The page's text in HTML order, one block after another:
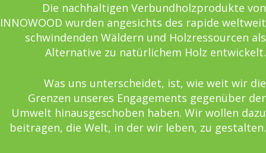
Die nachhaltigen Verbundholzprodukte von
INNOWOOD wurden angesichts des rapide weltweit
schwindenden Wäldern und Holzressourcen als
Alternative zu natürlichem Holz entwickelt.
Was uns unterscheidet, ist, wie weit wir die
Grenzen unseres Engagements gegenüber der
Umwelt hinausgeschoben haben. Wir wollen dazu
beitragen, die Welt, in der wir leben, zu gestalten.